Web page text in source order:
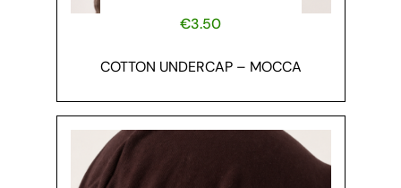
COTTON UNDERCAP – MOCCA
€3.50